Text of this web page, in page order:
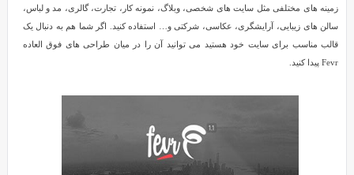
زمینه های مختلفی مثل سایت های شخصی، وبلاگ، نمونه کار، تجارت، گالری، مد و لباس،
سالن های زیبایی، آرایشگری، عکاسی، شرکتی و… استفاده کنید. اگر شما هم به دنبال یک
قالب مناسب برای سایت خود هستید می توانید آن را در میان طراحی های فوق العاده
Fevr پیدا کنید.